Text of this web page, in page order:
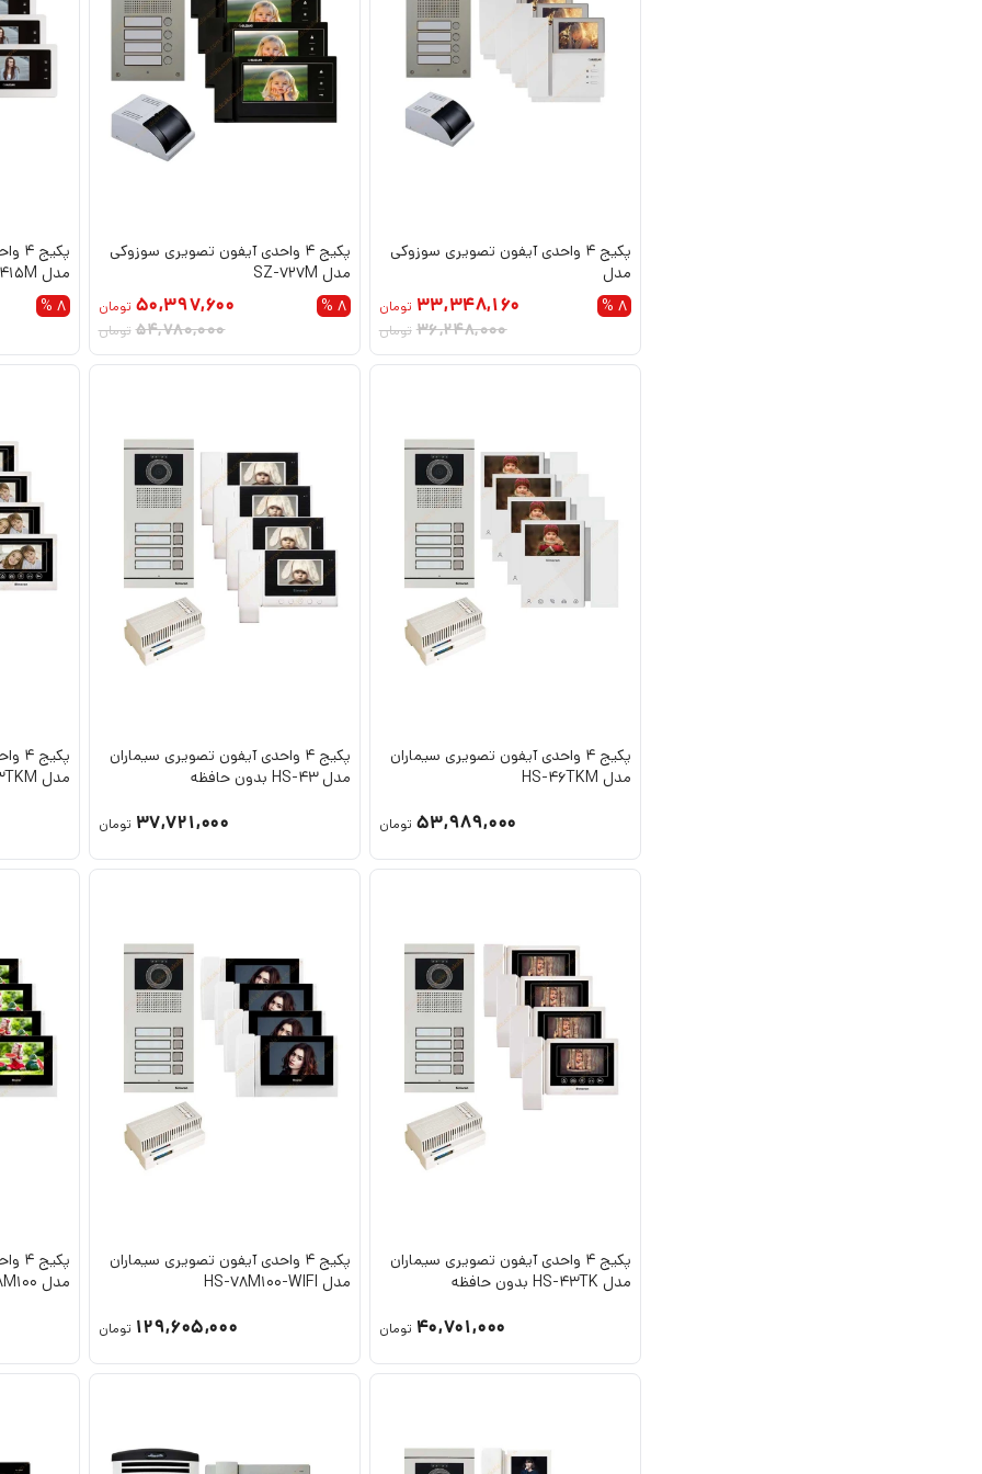
پکیج 4 واحدی آیفون تصویری سوزوکی
مدل
8 %
33,348,160 تومان
36,248,000 تومان
پکیج 4 واحدی آیفون تصویری سوزوکی
مدل SZ-727M
8 %
50,397,600 تومان
54,780,000 تومان
مدل SZ-415M
8 %
پکیج 4 واحدی آیفون تصویری سیماران
مدل HS-46TKM
53,989,000 تومان
پکیج 4 واحدی آیفون تصویری سیماران
مدل HS-43 بدون حافظه
37,721,000 تومان
مدل HS-43TKM
پکیج 4 واحدی آیفون تصویری سیماران
مدل HS-43TK بدون حافظه
40,701,000 تومان
پکیج 4 واحدی آیفون تصویری سیماران
مدل HS-78M100-WIFI
129,605,000 تومان
مدل HS-78M100